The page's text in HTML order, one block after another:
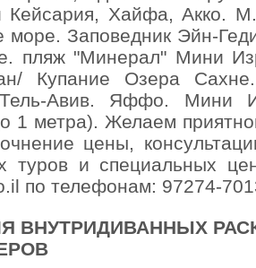
Кейсария, Хайфа, Акко.
море. Заповедник Эйн-
пляж "Минерал" Мини
Купание Озера
Авив. Яффо. Мини
1 метра). Желаем
цены,
туров и специальных
по телефонам: 97274-
ВНУТРИДИВАННЫХ